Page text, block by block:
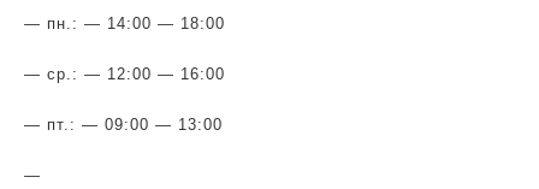
— пн.: — 14:00 — 18:00
— ср.: — 12:00 — 16:00
— пт.: — 09:00 — 13:00
—